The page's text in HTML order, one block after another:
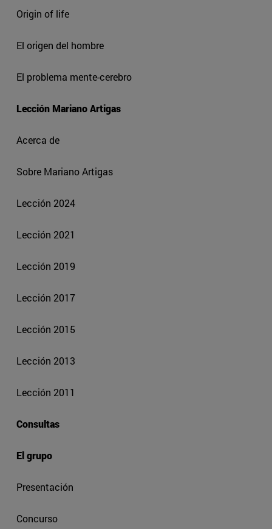
Origin of life
El origen del hombre
El problema mente-cerebro
Lección Mariano Artigas
Acerca de
Sobre Mariano Artigas
Lección 2024
Lección 2021
Lección 2019
Lección 2017
Lección 2015
Lección 2013
Lección 2011
Consultas
El grupo
Presentación
Concurso